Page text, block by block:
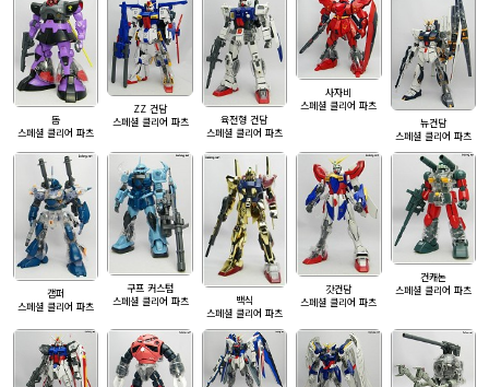
돔
스페셜 클리어 파츠
ZZ 건담
스페셜 클리어 파츠
육전형 건담
스페셜 클리어 파츠
사자비
스페셜 클리어 파츠
뉴건담
스페셜 클리어 파츠
캠퍼
스페셜 클리어 파츠
구프 커스텀
스페셜 클리어 파츠
백식
스페셜 클리어 파츠
갓건담
스페셜 클리어 파츠
건캐논
스페셜 클리어 파츠